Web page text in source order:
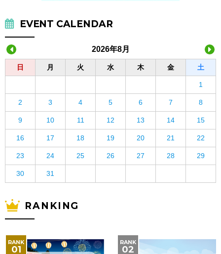
EVENT CALENDAR
2026年8月
日 月 火 水 木 金 土
1
2 3 4 5 6 7 8
9 10 11 12 13 14 15
16 17 18 19 20 21 22
23 24 25 26 27 28 29
30 31
RANKING